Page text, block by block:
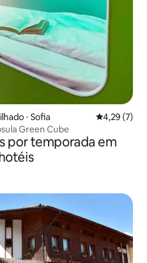
⋅ Sofia 4,29 de
4,29 (7)
Green Cube
por temporada em